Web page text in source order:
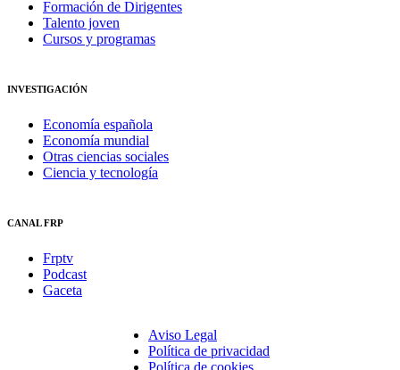
Formación de Dirigentes
Talento joven
Cursos y programas
INVESTIGACIÓN
Economía española
Economía mundial
Otras ciencias sociales
Ciencia y tecnología
CANAL FRP
Frptv
Podcast
Gaceta
Aviso Legal
Política de privacidad
Política de cookies